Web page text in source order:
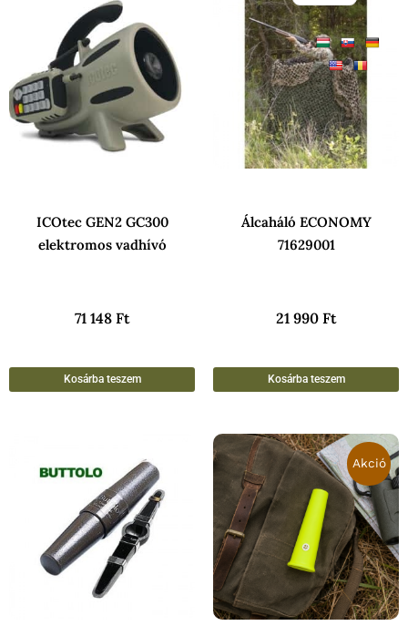
ICOtec GEN2 GC300
elektromos vadhívó
71 148 Ft
Kosárba teszem
Álcaháló ECONOMY
71629001
21 990 Ft
Kosárba teszem
Akció
Original
price
was:
18
900 Ft.
price
is:
13
990